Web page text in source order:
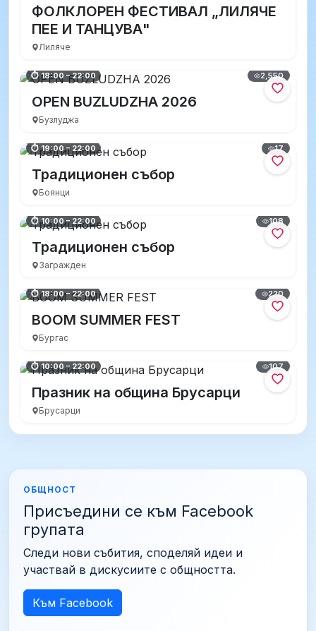
ФОЛКЛОРЕН ФЕСТИВАЛ „ЛИЛЯЧЕ
ПЕЕ И ТАНЦУВА"
Лиляче
⏱ 18:00 – 22:00 2,550
OPEN BUZLUDZHA 2026
Бузлуджа
⏱ 19:00 – 22:00 17
Традиционен събор
Боянци
⏱ 10:00 – 22:00 108
Традиционен събор
Загражден
⏱ 18:00 – 22:00 220
BOOM SUMMER FEST
Бургас
⏱ 10:00 – 22:00 107
Празник на община Брусарци
Брусарци
ОБЩНОСТ
Присъедини се към Facebook
групата
Следи нови събития, споделяй идеи и
участвай в дискусиите с общността.
Към Facebook